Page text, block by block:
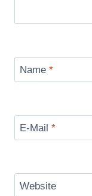
Name *
E-Mail *
Website